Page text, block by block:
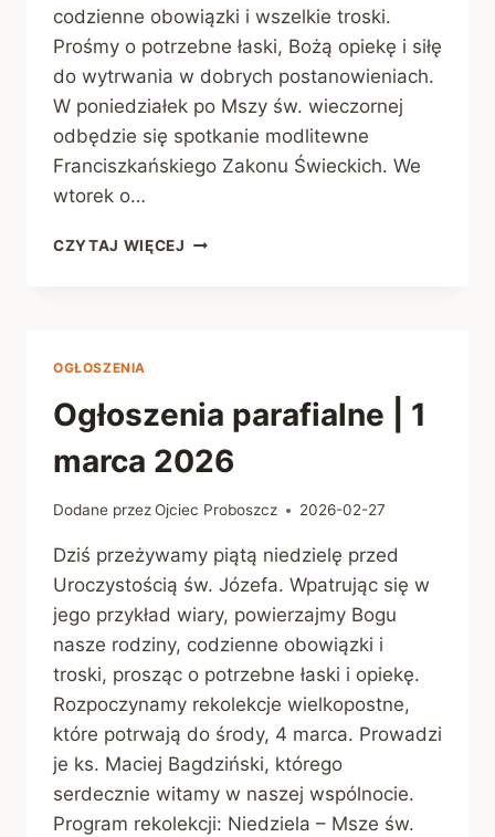
codzienne obowiązki i wszelkie troski.
Prośmy o potrzebne łaski, Bożą opiekę i siłę
do wytrwania w dobrych postanowieniach.
W poniedziałek po Mszy św. wieczornej
odbędzie się spotkanie modlitewne
Franciszkańskiego Zakonu Świeckich. We
wtorek o…
CZYTAJ WIĘCEJ OGŁOSZENIA
OGŁOSZENIA
Ogłoszenia parafialne | 1
marca 2026
Dodane przezOjciec Proboszcz 2026-02-27
Dziś przeżywamy piątą niedzielę przed
Uroczystością św. Józefa. Wpatrując się w
jego przykład wiary, powierzajmy Bogu
nasze rodziny, codzienne obowiązki i
troski, prosząc o potrzebne łaski i opiekę.
Rozpoczynamy rekolekcje wielkopostne,
które potrwają do środy, 4 marca. Prowadzi
je ks. Maciej Bagdziński, którego
serdecznie witamy w naszej wspólnocie.
Program rekolekcji: Niedziela – Msze św.